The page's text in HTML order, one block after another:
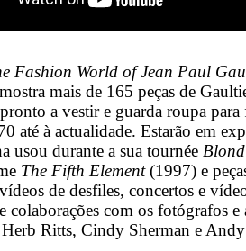
Fashion World of Jean Paul
mais de 165 peças de
a vestir e guarda roupa
até à actualidade. Estarão em
usou durante a sua tournée
The Fifth Element(1997) e
de desfiles, concertos e
colaborações com os fotógrafos
Ritts, Cindy Sherman e